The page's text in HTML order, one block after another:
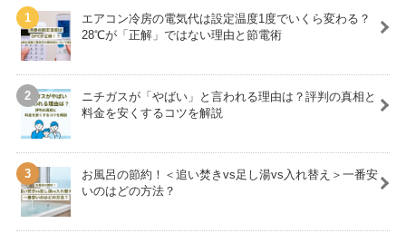
エアコン冷房の電気代は設定温度1度でいくら変わる？
28℃が「正解」ではない理由と節電術
ニチガスが「やばい」と言われる理由は？評判の真相と
料金を安くするコツを解説
お風呂の節約！＜追い焚きvs足し湯vs入れ替え＞一番安
いのはどの方法？